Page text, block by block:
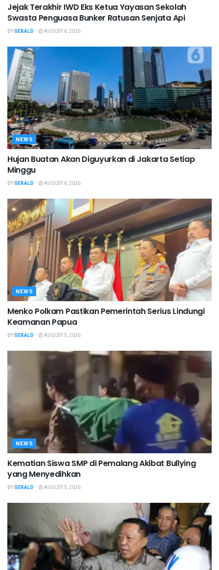
Jejak Terakhir IWD Eks Ketua Yayasan Sekolah
Swasta Penguasa Bunker Ratusan Senjata Api
BYGERALD AUGUST 6, 2026
NEWS
Hujan Buatan Akan Diguyurkan di Jakarta Setiap
Minggu
BYGERALD AUGUST 6, 2026
NEWS
Menko Polkam Pastikan Pemerintah Serius Lindungi
Keamanan Papua
BYGERALD AUGUST 5, 2026
NEWS
Kematian Siswa SMP di Pemalang Akibat Bullying
yang Menyedihkan
BYGERALD AUGUST 5, 2026